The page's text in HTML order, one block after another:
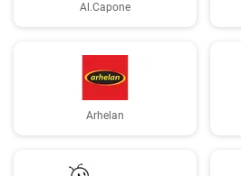
Al.Capone
Arhelan